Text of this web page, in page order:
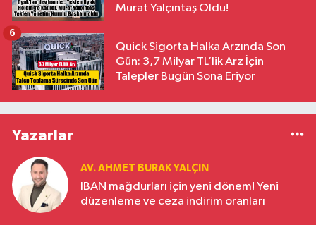
Murat Yalçıntaş Oldu!
Quick Sigorta Halka Arzında Son
Gün: 3,7 Milyar TL’lik Arz İçin
Talepler Bugün Sona Eriyor
6
Yazarlar
AV. AHMET BURAK YALÇIN
IBAN mağdurları için yeni dönem! Yeni
düzenleme ve ceza indirim oranları